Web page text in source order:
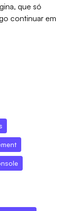
que só
continuar em